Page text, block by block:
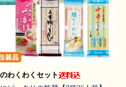
わくわくセット